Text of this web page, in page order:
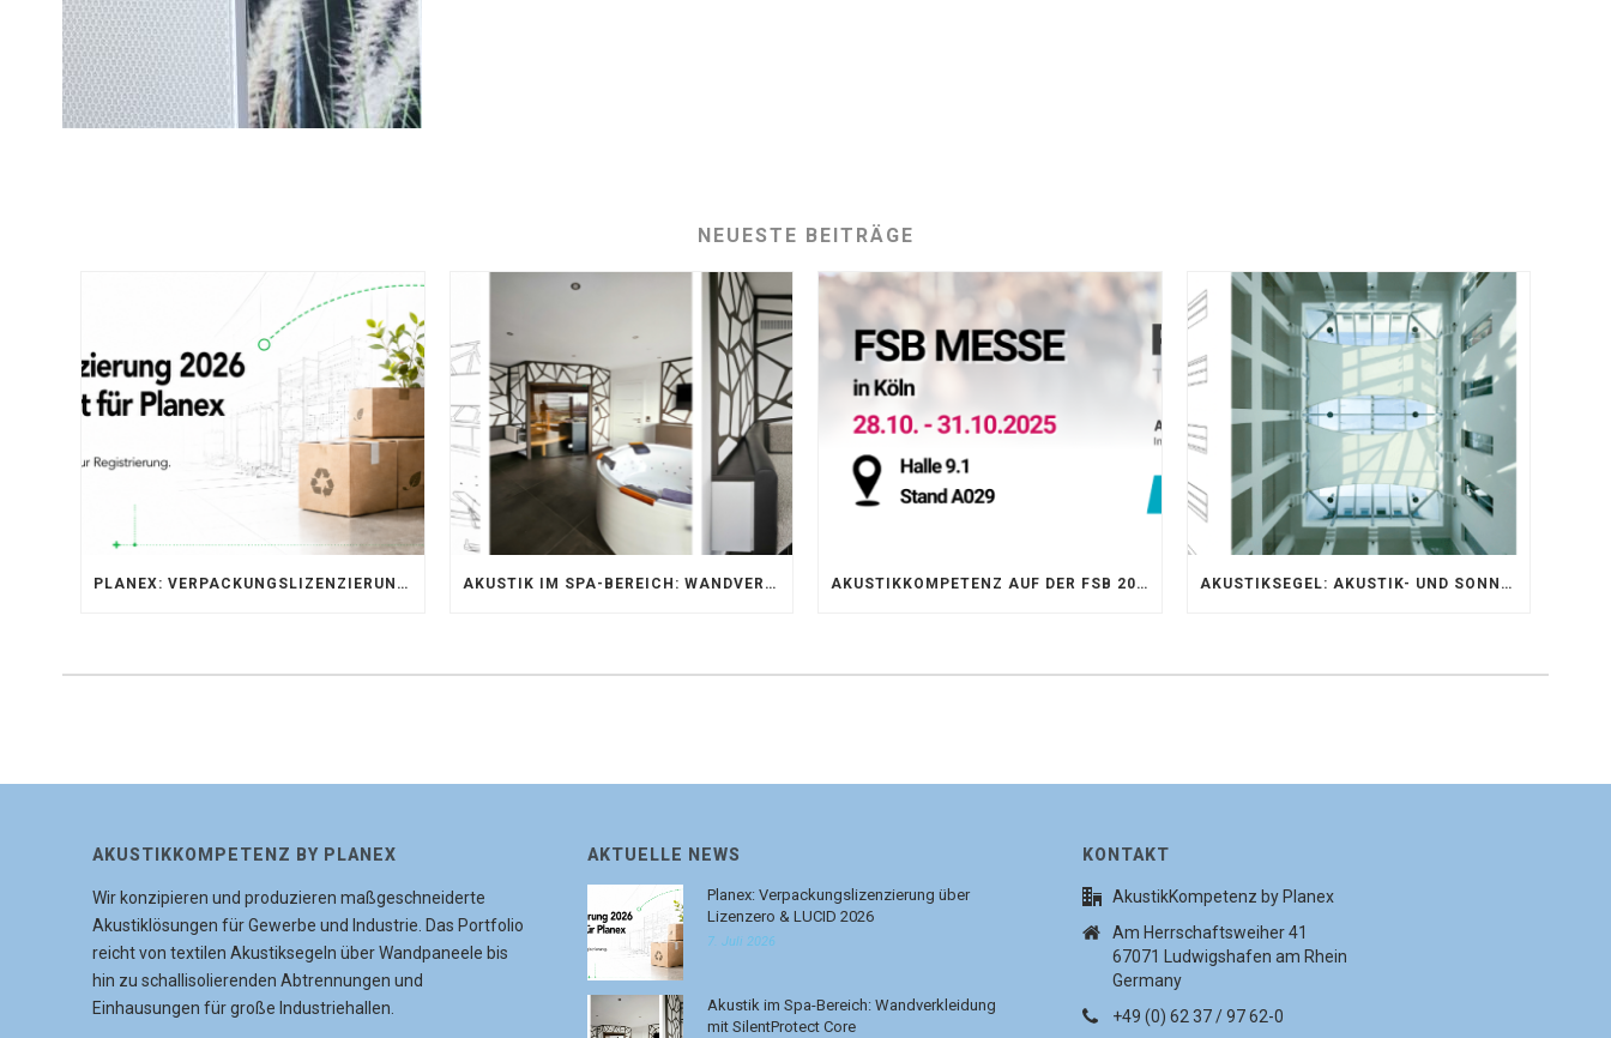
NEUESTE BEITRÄGE
PLANEX: VERPACKUNGSLIZENZIERUNG ÜBER LIZENZERO & LUCID 2026 AKUSTIK IM SPA-BEREICH: WANDVERKLEIDUNG MIT SILENTPROTECT CORE AKUSTIKKOMPETENZ AUF DER FSB 2025 – AKUSTIKELEMENTE FÜR DIE LEBENSRÄUME VON MORGEN AKUSTIKSEGEL: AKUSTIK- UND SONNENSCHUTZOPTIMIERUNG IM ATRIUM DER UNIVERSITÄT BONN
AKUSTIKKOMPETENZ BY PLANEX
Wir konzipieren und produzieren maßgeschneiderte
Akustiklösungen für Gewerbe und Industrie. Das Portfolio
reicht von textilen Akustiksegeln über Wandpaneele bis
hin zu schallisolierenden Abtrennungen und
Einhausungen für große Industriehallen.
AKTUELLE NEWS
Planex: Verpackungslizenzierung über
Lizenzero & LUCID 2026
7. Juli 2026
Akustik im Spa-Bereich: Wandverkleidung
mit SilentProtect Core
KONTAKT
AkustikKompetenz by Planex
Am Herrschaftsweiher 41
67071 Ludwigshafen am Rhein
Germany
+49 (0) 62 37 / 97 62-0